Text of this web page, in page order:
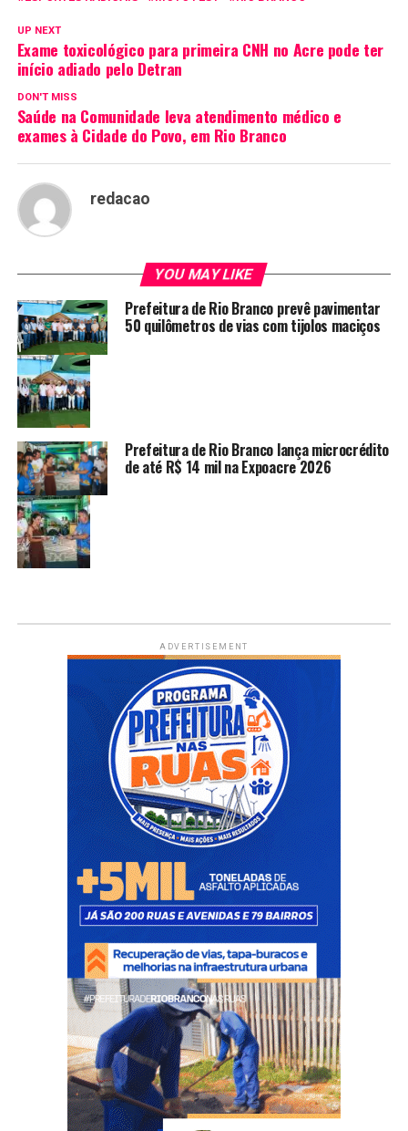
UP NEXT
Exame toxicológico para primeira CNH no Acre pode ter
início adiado pelo Detran
DON'T MISS
Saúde na Comunidade leva atendimento médico e
exames à Cidade do Povo, em Rio Branco
redacao
YOU MAY LIKE
Prefeitura de Rio Branco prevê pavimentar
50 quilômetros de vias com tijolos maciços
Prefeitura de Rio Branco lança microcrédito
de até R$ 14 mil na Expoacre 2026
ADVERTISEMENT